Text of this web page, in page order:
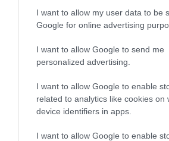
I want to allow my user data to be
Google for online advertising
I want to allow Google to send me
personalized advertising.
I want to allow Google to enable
related to analytics like cookies on
device identifiers in apps.
I want to allow Google to enable